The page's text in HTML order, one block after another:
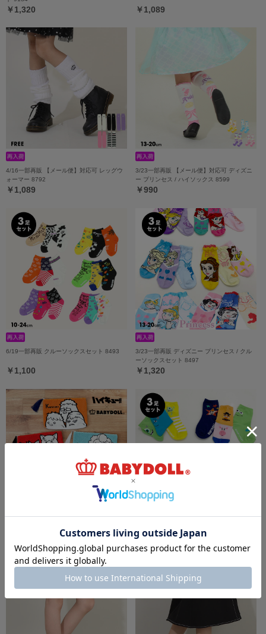
￥1,320 ￥1,089
4/16一部再販 【メール便】対応可 レッグウ
ォーマー 8792
￥1,089
3/23一部再販 【メール便】対応可 ディズニ
ー プリンセス / ハイソックス 8599
￥990
6/19一部再販 クルーソックスセット 8493
￥1,100
3/23一部再販 ディズニー プリンセス / クル
ーソックスセット 8497
￥1,320
4/3一部再販 【メール便】対応可 ハイキュ
￥4,180
4/3一部再販 ディズニー ソックスセット
8416
￥1,320